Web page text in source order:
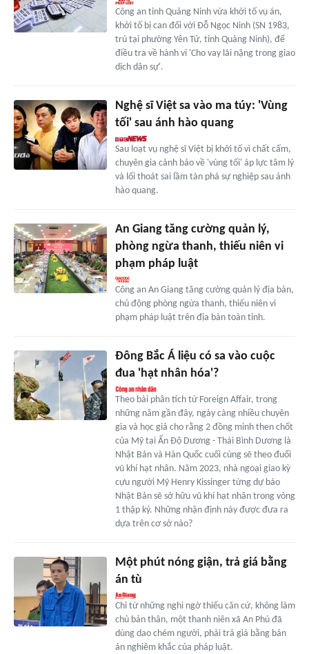
Công an tỉnh Quảng Ninh vừa khởi tố vụ án,
khởi tố bị can đối với Đỗ Ngọc Ninh (SN 1983,
trú tại phường Yên Tử, tỉnh Quảng Ninh), để
điều tra về hành vi 'Cho vay lãi nặng trong giao
dịch dân sự'.
Nghệ sĩ Việt sa vào ma túy: 'Vùng
tối' sau ánh hào quang
Sau loạt vụ nghệ sĩ Việt bị khởi tố vì chất cấm,
chuyên gia cảnh báo về 'vùng tối' áp lực tâm lý
và lối thoát sai lầm tàn phá sự nghiệp sau ánh
hào quang.
An Giang tăng cường quản lý,
phòng ngừa thanh, thiếu niên vi
phạm pháp luật
Công an An Giang tăng cường quản lý địa bàn,
chủ động phòng ngừa thanh, thiếu niên vi
phạm pháp luật trên địa bàn toàn tỉnh.
Đông Bắc Á liệu có sa vào cuộc
đua 'hạt nhân hóa'?
Theo bài phân tích từ Foreign Affair, trong
những năm gần đây, ngày càng nhiều chuyên
gia và học giả cho rằng 2 đồng minh then chốt
của Mỹ tại Ấn Độ Dương - Thái Bình Dương là
Nhật Bản và Hàn Quốc cuối cùng sẽ theo đuổi
vũ khí hạt nhân. Năm 2023, nhà ngoại giao kỳ
cựu người Mỹ Henry Kissinger từng dự báo
Nhật Bản sẽ sở hữu vũ khí hạt nhân trong vòng
1 thập kỷ. Những nhận định này được đưa ra
dựa trên cơ sở nào?
Một phút nóng giận, trả giá bằng
án tù
Chỉ từ những nghi ngờ thiếu căn cứ, không làm
chủ bản thân, một thanh niên xã An Phú đã
dùng dao chém người, phải trả giá bằng bản
án nghiêm khắc của pháp luật.